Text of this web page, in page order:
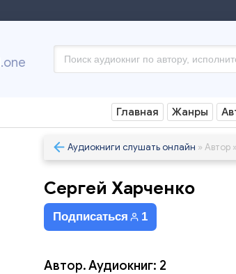
.one
Главная Жанры
Аудиокниги слушать онлайн » Автор
Сергей Харченко
Подписаться 1
Автор. Аудиокниг: 2